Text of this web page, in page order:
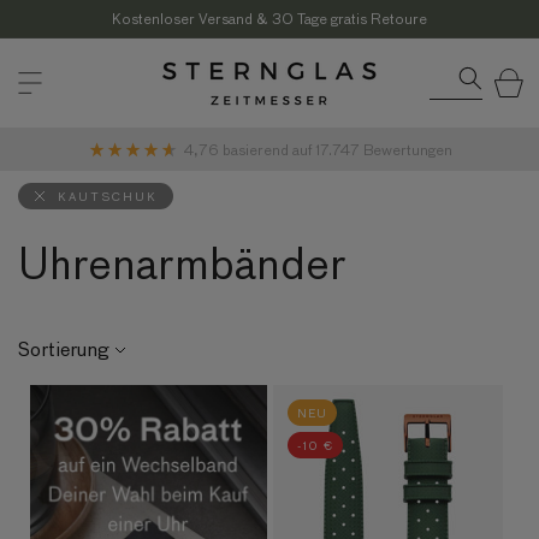
Inhalt
Kostenloser Versand & 30 Tage gratis Retoure
4,76 basierend auf 17.747 Bewertungen
KAUTSCHUK
Uhrenarmbänder
Sortierung
NEU
-10 €